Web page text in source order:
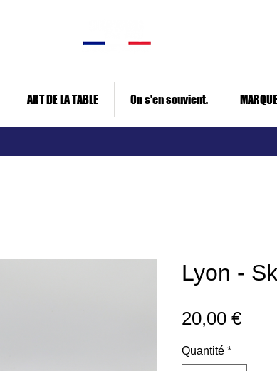
ART DE LA TABLE On s'en souvient. MARQUE
Lyon -
20,00 €Prix
Quantité *